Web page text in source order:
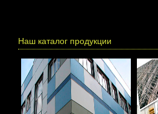
Наш каталог продукции